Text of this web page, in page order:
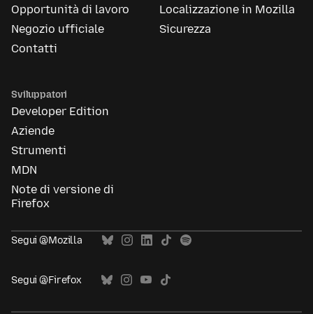
Opportunità di lavoro
Negozio ufficiale
Contatti
Localizzazione in Mozilla
Sicurezza
Sviluppatori
Developer Edition
Aziende
Strumenti
MDN
Note di versione di
Firefox
Segui @Mozilla
Segui @Firefox